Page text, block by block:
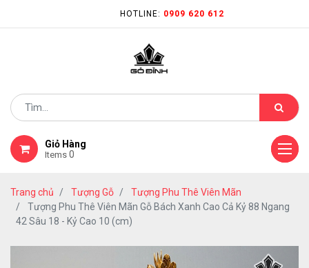
HOTLINE: 0909 620 612
Giỏ Hàng
Items 0
Trang chủ Tượng Gỗ
Tượng Phu Thê Viên Mãn
Tượng Phu Thê Viên Mãn Gỗ Bách Xanh Cao Cả Kỷ 88 Ngang
42 Sâu 18 - Kỷ Cao 10 (cm)